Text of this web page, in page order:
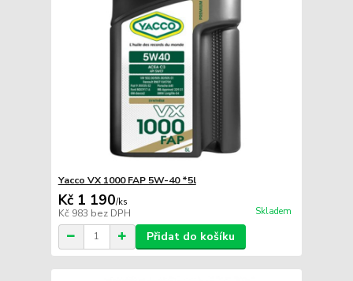
Yacco VX 1000 FAP 5W-40 *5l
Kč 1 190/ks
Kč 983 bez DPH Skladem
Přidat do košíku